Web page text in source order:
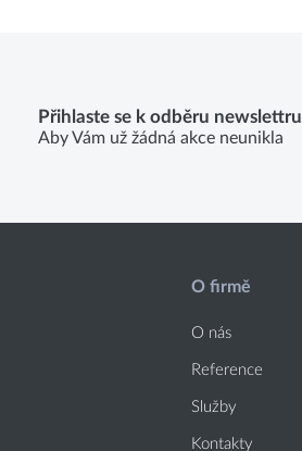
Přihlaste se k odběru newslettru
Aby Vám už žádná akce neunikla
O firmě
O nás
Reference
Služby
Kontakty